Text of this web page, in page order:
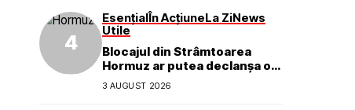
EsențialÎn AcțiuneLa ZiNews
Utile
Blocajul din Strâmtoarea
Hormuz ar putea declanșa o
criză ecologică globală
3 AUGUST 2026